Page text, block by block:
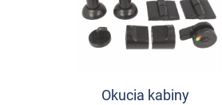
Okucia kabiny